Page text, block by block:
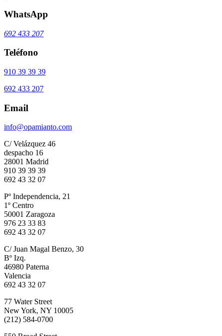
WhatsApp
692 433 207
Teléfono
910 39 39 39
692 433 207
Email
info@opamianto.com
C/ Velázquez 46
despacho 16
28001 Madrid
910 39 39 39
692 43 32 07
Pº Independencia, 21
1º Centro
50001 Zaragoza
976 23 33 83
692 43 32 07
C/ Juan Magal Benzo, 30
Bº Izq.
46980 Paterna
Valencia
692 43 32 07
77 Water Street
New York, NY 10005
(212) 584-0700